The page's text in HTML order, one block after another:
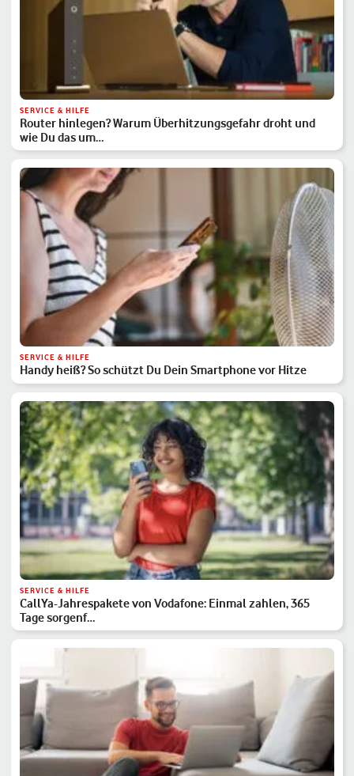
SERVICE & HILFE
Router hinlegen? Warum Überhitzungsgefahr droht und
wie Du das um…
SERVICE & HILFE
Handy heiß? So schützt Du Dein Smartphone vor Hitze
SERVICE & HILFE
CallYa-Jahrespakete von Vodafone: Einmal zahlen, 365
Tage sorgenf…